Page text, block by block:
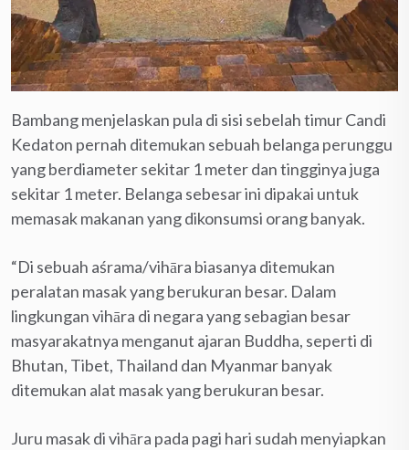
Bambang menjelaskan pula di sisi sebelah timur Candi
Kedaton pernah ditemukan sebuah belanga perunggu
yang berdiameter sekitar 1 meter dan tingginya juga
sekitar 1 meter. Belanga sebesar ini dipakai untuk
memasak makanan yang dikonsumsi orang banyak.
“Di sebuah aśrama/vihāra biasanya ditemukan
peralatan masak yang berukuran besar. Dalam
lingkungan vihāra di negara yang sebagian besar
masyarakatnya menganut ajaran Buddha, seperti di
Bhutan, Tibet, Thailand dan Myanmar banyak
ditemukan alat masak yang berukuran besar.
Juru masak di vihāra pada pagi hari sudah menyiapkan